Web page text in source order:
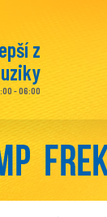
z
- 06:00